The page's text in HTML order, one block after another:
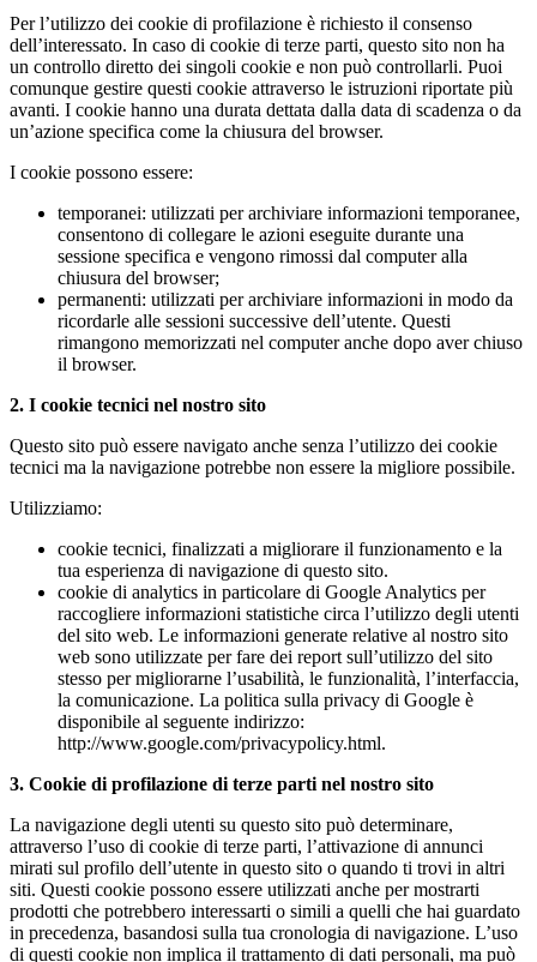
Per l’utilizzo dei cookie di profilazione è richiesto il consenso
dell’interessato. In caso di cookie di terze parti, questo sito non ha
un controllo diretto dei singoli cookie e non può controllarli. Puoi
comunque gestire questi cookie attraverso le istruzioni riportate più
avanti. I cookie hanno una durata dettata dalla data di scadenza o da
un’azione specifica come la chiusura del browser.
I cookie possono essere:
temporanei: utilizzati per archiviare informazioni temporanee,
consentono di collegare le azioni eseguite durante una
sessione specifica e vengono rimossi dal computer alla
chiusura del browser;
permanenti: utilizzati per archiviare informazioni in modo da
ricordarle alle sessioni successive dell’utente. Questi
rimangono memorizzati nel computer anche dopo aver chiuso
il browser.
2. I cookie tecnici nel nostro sito
Questo sito può essere navigato anche senza l’utilizzo dei cookie
tecnici ma la navigazione potrebbe non essere la migliore possibile.
Utilizziamo:
cookie tecnici, finalizzati a migliorare il funzionamento e la
tua esperienza di navigazione di questo sito.
cookie di analytics in particolare di Google Analytics per
raccogliere informazioni statistiche circa l’utilizzo degli utenti
del sito web. Le informazioni generate relative al nostro sito
web sono utilizzate per fare dei report sull’utilizzo del sito
stesso per migliorarne l’usabilità, le funzionalità, l’interfaccia,
la comunicazione. La politica sulla privacy di Google è
disponibile al seguente indirizzo:
http://www.google.com/privacypolicy.html.
3. Cookie di profilazione di terze parti nel nostro sito
La navigazione degli utenti su questo sito può determinare,
attraverso l’uso di cookie di terze parti, l’attivazione di annunci
mirati sul profilo dell’utente in questo sito o quando ti trovi in altri
siti. Questi cookie possono essere utilizzati anche per mostrarti
prodotti che potrebbero interessarti o simili a quelli che hai guardato
in precedenza, basandosi sulla tua cronologia di navigazione. L’uso
di questi cookie non implica il trattamento di dati personali, ma può